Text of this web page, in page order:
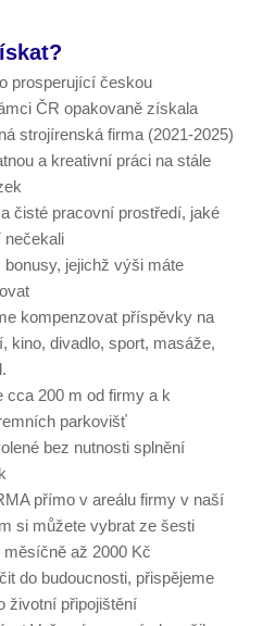
prosperující českou
ČR opakovaně získala
strojírenská firma (2021-2025)
a kreativní práci na stále
čisté pracovní prostředí, jaké
nečekali
jejichž výši máte
kompenzovat příspěvky na
kino, divadlo, sport, masáže,
cca 200 m od firmy a k
parkovišť
bez nutnosti splnění
přímo v areálu firmy v naší
si můžete vybrat ze šesti
až 2000 Kč
do budoucnosti, přispějeme
životní připojištění